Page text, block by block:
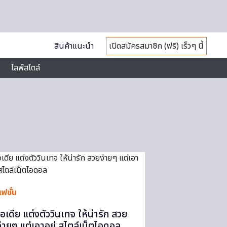
สินค้าแนะนำ
เปิดสมัครสมาชิก (ฟรี) เร็วๆ นี้
ไลฟ์สไตล์
ชั่น
เดีย แต่งตัววินเทจ ให้น่ารัก สวย